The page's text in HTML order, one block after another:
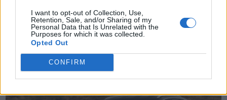
I want to opt-out of Collection, Use,
Retention, Sale, and/or Sharing of my
Personal Data that Is Unrelated with the
Purposes for which it was collected.
Opted Out
CONFIRM
TheCars.gr|19/02/2026 18:00
Δοκιμάζουμε το οικογενειακό
ηλεκτρικό Omoda 5